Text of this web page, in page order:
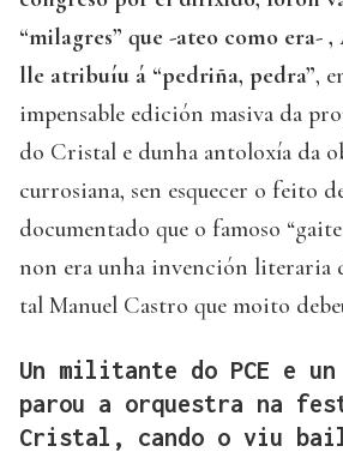
“milagres” que -ateo como era-
lle atribuíu á “pedriña, pedra”,
impensable edición masiva da
do Cristal e dunha antoloxía da
currosiana, sen esquecer o feito
documentado que o famoso
non era unha invención literaria
tal Manuel Castro que moito
Un militante do PCE e
parou a orquestra na
Cristal, cando o viu